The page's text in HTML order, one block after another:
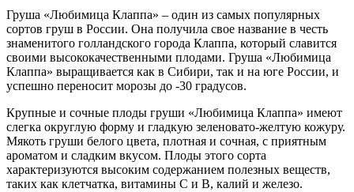
Груша «Любимица Клаппа» – один из самых популярных
сортов груш в России. Она получила свое название в честь
знаменитого голландского города Клаппа, который славится
своими высококачественными плодами. Груша «Любимица
Клаппа» выращивается как в Сибири, так и на юге России, и
успешно переносит морозы до -30 градусов.
Крупные и сочные плоды груши «Любимица Клаппа» имеют
слегка округлую форму и гладкую зеленовато-желтую кожуру.
Мякоть груши белого цвета, плотная и сочная, с приятным
ароматом и сладким вкусом. Плоды этого сорта
характеризуются высоким содержанием полезных веществ,
таких как клетчатка, витамины C и В, калий и железо.